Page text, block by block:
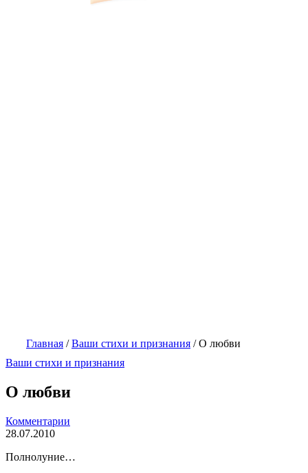
Главная /Ваши стихи и признания /О любви
Ваши стихи и признания
О любви
Комментарии
28.07.2010
Полнолуние…